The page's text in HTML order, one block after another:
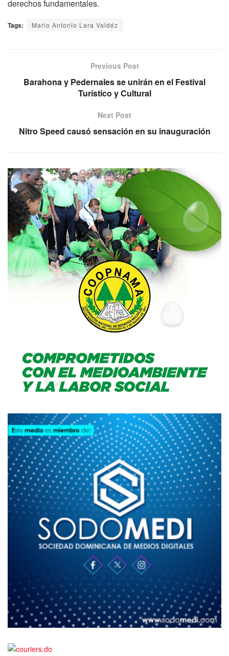
derechos fundamentales.
Tags: Mario Antonio Lara Valdéz
Previous Post
Barahona y Pedernales se unirán en el Festival
Turístico y Cultural
Next Post
Nitro Speed causó sensación en su inauguración